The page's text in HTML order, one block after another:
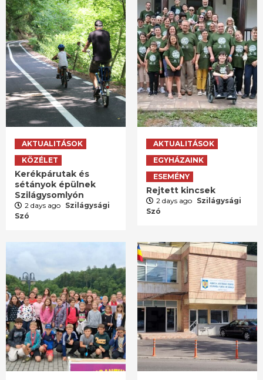
AKTUALITÁSOK
KÖZÉLET
Kerékpárutak és
sétányok épülnek
Szilágysomlyón
2 days ago Szilágysági
Szó
AKTUALITÁSOK
EGYHÁZAINK
ESEMÉNY
Rejtett kincsek
2 days ago Szilágysági
Szó